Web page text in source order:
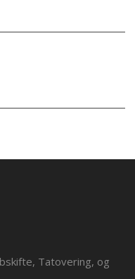
Tatovering, og